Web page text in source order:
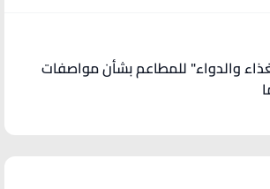
والدواء" للمطاعم بشأن مواصفات